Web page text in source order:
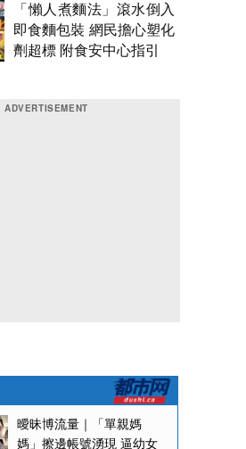
「懶人煮麵法」滾水倒入
即食麵包裝 網民擔心塑化
劑超標 附食安中心指引